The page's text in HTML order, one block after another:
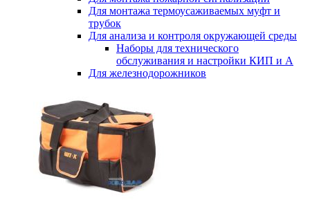
Для монтажа термоусаживаемых муфт и
трубок
Для анализа и контроля окружающей среды
Наборы для технического
обслуживания и настройки КИП и А
Для железнодорожников